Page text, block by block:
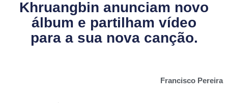
Khruangbin anunciam novo
álbum e partilham vídeo
para a sua nova canção.
Francisco Pereira